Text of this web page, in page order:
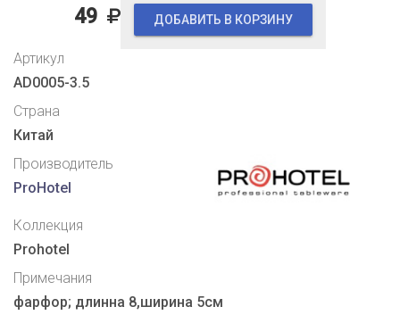
49 ДОБАВИТЬ В КОРЗИНУ
Артикул
AD0005-3.5
Страна
Китай
Производитель
ProHotel
Коллекция
Prohotel
Примечания
фарфор; длинна 8,ширина 5см